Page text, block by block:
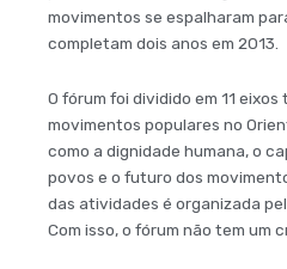
movimentos se espalharam
completam dois anos em 2013.
O fórum foi dividido em 11
movimentos populares no
como a dignidade humana, o
povos e o futuro dos
das atividades é organizada
Com isso, o fórum não tem um